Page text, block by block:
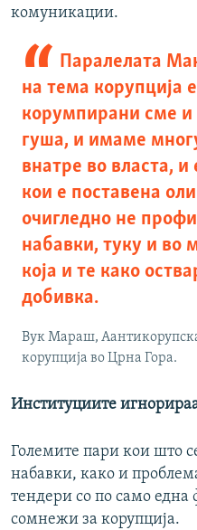
комуникации.
Паралелата
на тема корупција
корумпирани сме и
гуша, и имаме
внатре во власта,
кои е поставена
очигледно не
набавки, туку и во
која и те како
добивка.
Вук Мараш,
корупција во Црна Гора.
Институциите
Големите пари кои што
набавки, како и
тендери со по само една
сомнежи за корупција.